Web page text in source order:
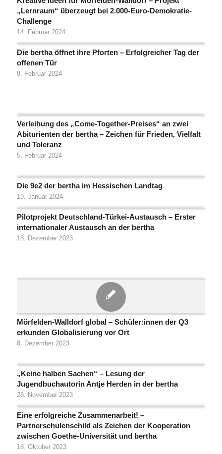
„Lernraum“ überzeugt bei 2.000-Euro-Demokratie-
Challenge
14. Februar 2024
Die bertha öffnet ihre Pforten – Erfolgreicher Tag der
offenen Tür
8. Februar 2024
Verleihung des „Come-Together-Preises“ an zwei
Abiturienten der bertha – Zeichen für Frieden, Vielfalt
und Toleranz
5. Februar 2024
Die 9e2 der bertha im Hessischen Landtag
19. Januar 2024
Pilotprojekt Deutschland-Türkei-Austausch – Erster
internationaler Austausch an der bertha
18. Dezember 2023
Mörfelden-Walldorf global – Schüler:innen der Q3
erkunden Globalisierung vor Ort
8. Dezember 2023
„Keine halben Sachen“ – Lesung der
Jugendbuchautorin Antje Herden in der bertha
28. November 2023
Eine erfolgreiche Zusammenarbeit! –
Partnerschulenschild als Zeichen der Kooperation
zwischen Goethe-Universität und bertha
18. Oktober 2023